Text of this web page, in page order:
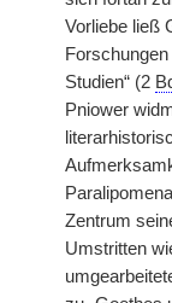
Vorliebe ließ
Studien“ (2
Pniower
Zentrum
Umstritten